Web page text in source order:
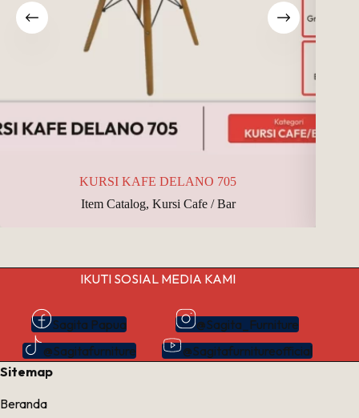
KURSI KAFE DELANO 705
Item Catalog, Kursi Cafe / Bar
IKUTI SOSIAL MEDIA KAMI
Sagita Papua
@Sagita_Furniture
@Sagitafurniture
@Sagitafurnitureofficial
Sitemap
Beranda